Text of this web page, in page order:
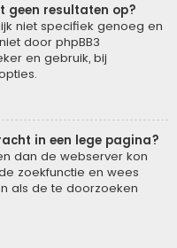
geen resultaten op?
niet specifiek genoeg en
door phpBB3
en gebruik, bij
in een lege pagina?
dan de webserver kon
zoekfunctie en wees
als de te doorzoeken